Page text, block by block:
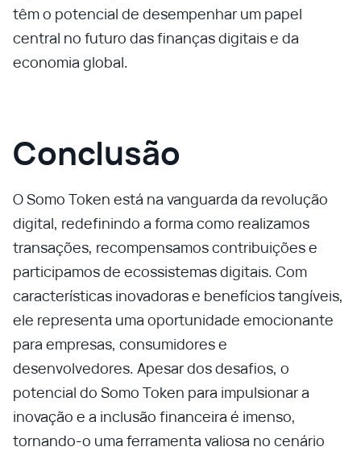
têm o potencial de desempenhar um papel
central no futuro das finanças digitais e da
economia global.
Conclusão
O Somo Token está na vanguarda da revolução
digital, redefinindo a forma como realizamos
transações, recompensamos contribuições e
participamos de ecossistemas digitais. Com
características inovadoras e benefícios tangíveis,
ele representa uma oportunidade emocionante
para empresas, consumidores e
desenvolvedores. Apesar dos desafios, o
potencial do Somo Token para impulsionar a
inovação e a inclusão financeira é imenso,
tornando-o uma ferramenta valiosa no cenário